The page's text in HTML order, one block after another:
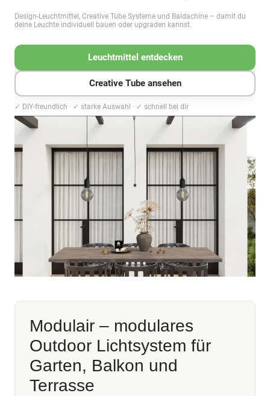
Design-Leuchtmittel, Creative Tube Systeme und Baldachine – damit du
deine Leuchte individuell bauen oder upgraden kannst.
Leuchtmittel entdecken
Creative Tube ansehen
✓ DIY-freundlich · ✓ starke Auswahl · ✓ schnell bei dir
Modulair – modulares
Outdoor Lichtsystem für
Garten, Balkon und
Terrasse